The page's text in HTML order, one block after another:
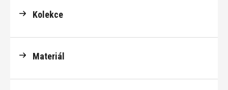
Kolekce
Materiál